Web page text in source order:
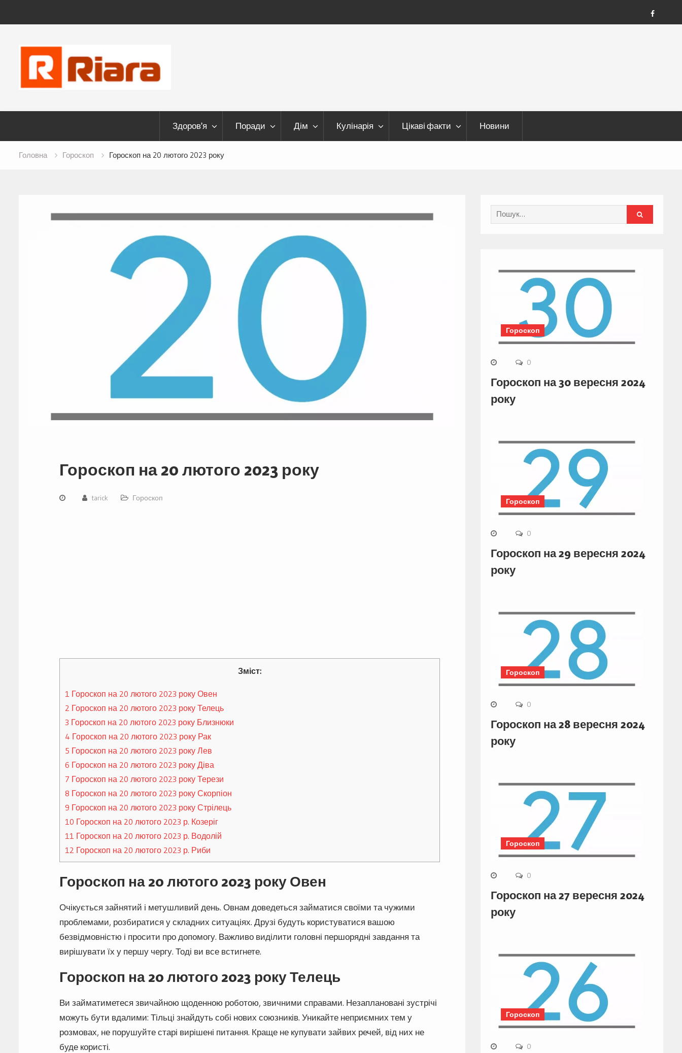
FB
content
Здоров’я Поради Дім Кулінарія Цікаві факти Новини
Головна Гороскоп Гороскоп на 20 лютого 2023 року
Гороскоп на 20 лютого 2023 року
tarick Гороскоп
Зміст:
1 Гороскоп на 20 лютого 2023 року Овен
2 Гороскоп на 20 лютого 2023 року Телець
3 Гороскоп на 20 лютого 2023 року Близнюки
4 Гороскоп на 20 лютого 2023 року Рак
5 Гороскоп на 20 лютого 2023 року Лев
6 Гороскоп на 20 лютого 2023 року Діва
7 Гороскоп на 20 лютого 2023 року Терези
8 Гороскоп на 20 лютого 2023 року Скорпіон
9 Гороскоп на 20 лютого 2023 року Стрілець
10 Гороскоп на 20 лютого 2023 р. Козеріг
11 Гороскоп на 20 лютого 2023 р. Водолій
12 Гороскоп на 20 лютого 2023 р. Риби
Гороскоп на 20 лютого 2023 року Овен
Очікується зайнятий і метушливий день. Овнам доведеться займатися своїми та чужими
проблемами, розбиратися у складних ситуаціях. Друзі будуть користуватися вашою
безвідмовністю і просити про допомогу. Важливо виділити головні першорядні завдання та
вирішувати їх у першу чергу. Тоді ви все встигнете.
Гороскоп на 20 лютого 2023 року Телець
Ви займатиметеся звичайною щоденною роботою, звичними справами. Незаплановані зустрічі
можуть бути вдалими: Тільці знайдуть собі нових союзників. Уникайте неприємних тем у
розмовах, не порушуйте старі вирішені питання. Краще не купувати зайвих речей, від них не
буде користі.
Search
for:
Гороскоп
0
Гороскоп на 30 вересня 2024
року
Гороскоп
0
Гороскоп на 29 вересня 2024
року
Гороскоп
0
Гороскоп на 28 вересня 2024
року
Гороскоп
0
Гороскоп на 27 вересня 2024
року
Гороскоп
0